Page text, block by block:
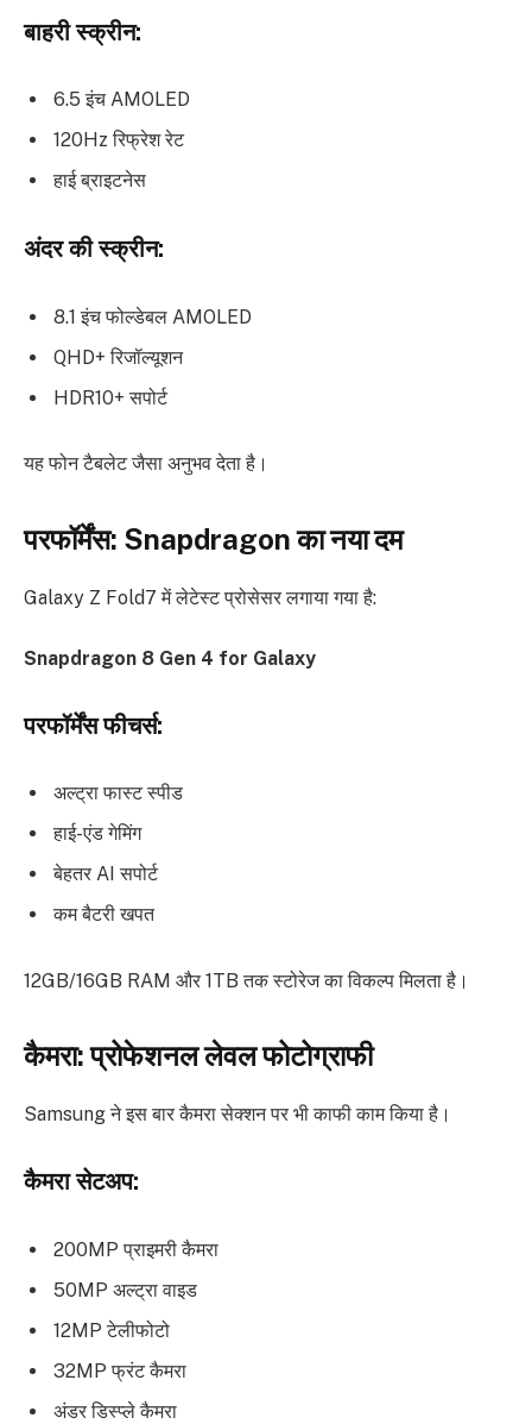
बाहरी स्क्रीन:
6.5 इंच AMOLED
120Hz रिफ्रेश रेट
हाई ब्राइटनेस
अंदर की स्क्रीन:
8.1 इंच फोल्डेबल AMOLED
QHD+ रिजॉल्यूशन
HDR10+ सपोर्ट
यह फोन टैबलेट जैसा अनुभव देता है।
परफॉर्मेंस: Snapdragon का नया दम
Galaxy Z Fold7 में लेटेस्ट प्रोसेसर लगाया गया है:
Snapdragon 8 Gen 4 for Galaxy
परफॉर्मेंस फीचर्स:
अल्ट्रा फास्ट स्पीड
हाई-एंड गेमिंग
बेहतर AI सपोर्ट
कम बैटरी खपत
12GB/16GB RAM और 1TB तक स्टोरेज का विकल्प मिलता है।
कैमरा: प्रोफेशनल लेवल फोटोग्राफी
Samsung ने इस बार कैमरा सेक्शन पर भी काफी काम किया है।
कैमरा सेटअप:
200MP प्राइमरी कैमरा
50MP अल्ट्रा वाइड
12MP टेलीफोटो
32MP फ्रंट कैमरा
अंडर डिस्प्ले कैमरा